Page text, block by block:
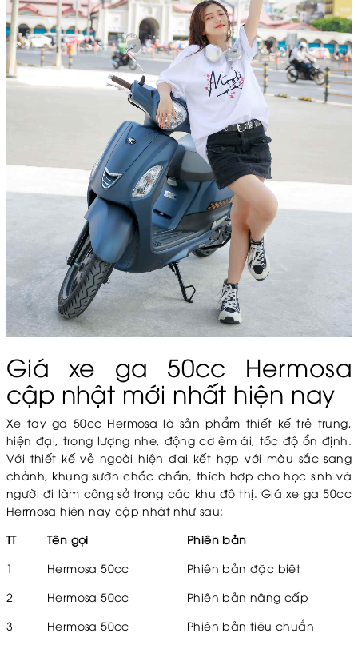
Giá xe ga 50cc Hermosa
cập nhật mới nhất hiện nay
Xe tay ga 50cc Hermosa là sản phẩm thiết kế trẻ trung,
hiện đại, trọng lượng nhẹ, động cơ êm ái, tốc độ ổn định.
Với thiết kế vẻ ngoài hiện đại kết hợp với màu sắc sang
chảnh, khung sườn chắc chắn, thích hợp cho học sinh và
người đi làm công sở trong các khu đô thị. Giá xe ga 50cc
Hermosa hiện nay cập nhật như sau:
TT
Tên gọi
Phiên bản
1
Hermosa 50cc
Phiên bản đặc biệt
2
Hermosa 50cc
Phiên bản nâng cấp
3
Hermosa 50cc
Phiên bản tiêu chuẩn